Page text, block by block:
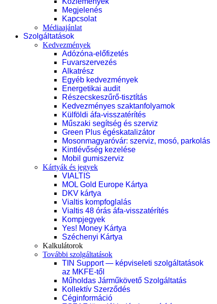
Megjelenés
Kapcsolat
Médiaajánlat
Szolgáltatások
Kedvezmények
Adózóna-előfizetés
Fuvarszervezés
Alkatrész
Egyéb kedvezmények
Energetikai audit
Részecskeszűrő-tisztítás
Kedvezményes szaktanfolyamok
Külföldi áfa-visszatérítés
Műszaki segítség és szerviz
Green Plus égéskatalizátor
Mosonmagyaróvár: szerviz, mosó, parkolás
Kintlévőség kezelése
Mobil gumiszerviz
Kártyák és jegyek
VIALTIS
MOL Gold Europe Kártya
DKV kártya
Vialtis kompfoglalás
Vialtis 48 órás áfa-visszatérítés
Kompjegyek
Yes! Money Kártya
Széchenyi Kártya
Kalkulátorok
További szolgáltatások
TIN Support — képviseleti szolgáltatások
az MKFE-től
Műholdas Járműkövető Szolgáltatás
Kollektív Szerződés
Céginformáció